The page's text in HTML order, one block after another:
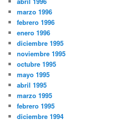
marzo 1996
febrero 1996
enero 1996
diciembre 1995
noviembre 1995
octubre 1995
mayo 1995
abril 1995
marzo 1995
febrero 1995
diciembre 1994